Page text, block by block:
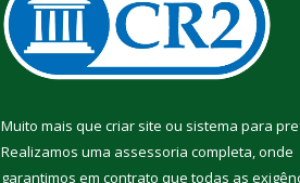
Muito mais que criar site ou sistema para
Realizamos uma assessoria completa, onde
garantimos em contrato que todas as